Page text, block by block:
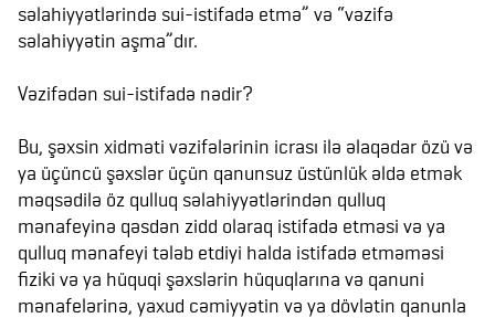
səlahiyyətlərində sui-istifadə etmə” və “vəzifə
səlahiyyətin aşma”dır.
Vəzifədən sui-istifadə nədir?
Bu, şəxsin xidməti vəzifələrinin icrası ilə əlaqədar özü və
ya üçüncü şəxslər üçün qanunsuz üstünlük əldə etmək
məqsədilə öz qulluq səlahiyyətlərindən qulluq
mənafeyinə qəsdən zidd olaraq istifadə etməsi və ya
qulluq mənafeyi tələb etdiyi halda istifadə etməməsi
fiziki və ya hüquqi şəxslərin hüquqlarına və qanuni
mənafelərinə, yaxud cəmiyyətin və ya dövlətin qanunla